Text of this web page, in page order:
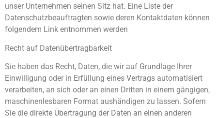
unser Unternehmen seinen Sitz hat. Eine Liste der
Datenschutzbeauftragten sowie deren Kontaktdaten können
folgendem Link entnommen werden
Recht auf Datenübertragbarkeit
Sie haben das Recht, Daten, die wir auf Grundlage Ihrer
Einwilligung oder in Erfüllung eines Vertrags automatisiert
verarbeiten, an sich oder an einen Dritten in einem gängigen,
maschinenlesbaren Format aushändigen zu lassen. Sofern
Sie die direkte Übertragung der Daten an einen anderen